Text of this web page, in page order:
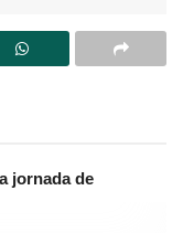
jornada de